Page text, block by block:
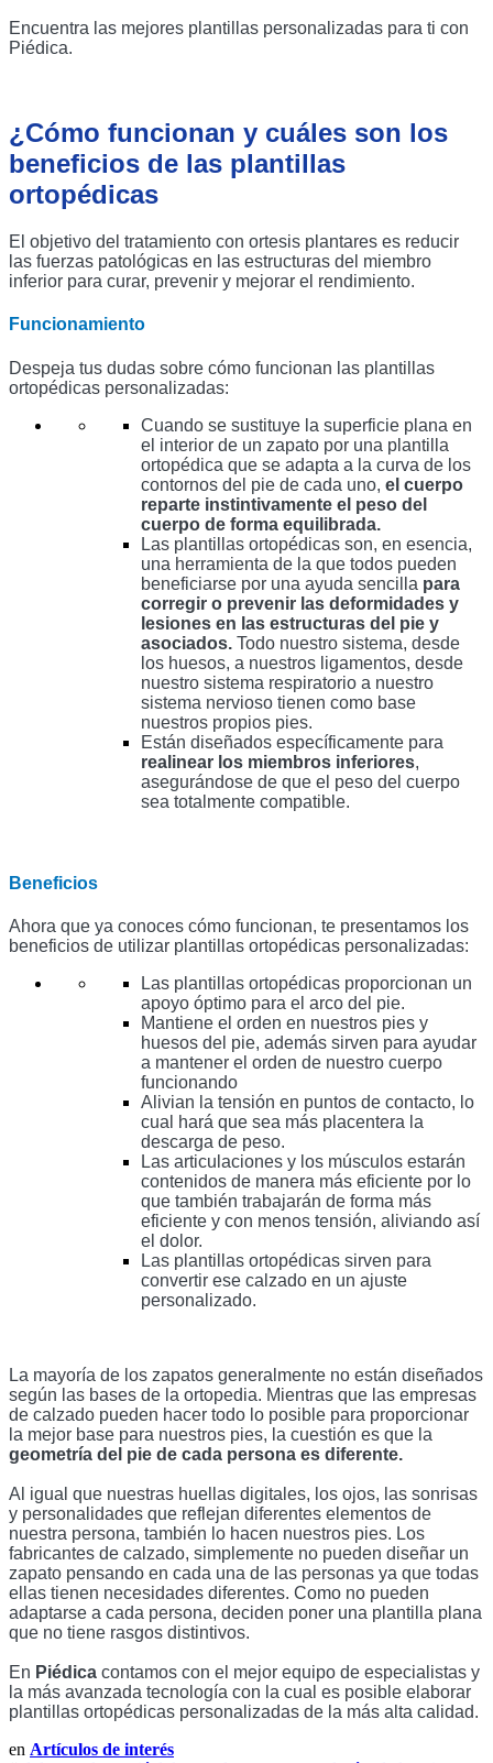
Encuentra las mejores plantillas personalizadas para ti con
Piédica.
¿Cómo funcionan y cuáles son los
beneficios de las plantillas
ortopédicas
El objetivo del tratamiento con ortesis plantares es reducir
las fuerzas patológicas en las estructuras del miembro
inferior para curar, prevenir y mejorar el rendimiento.
Funcionamiento
Despeja tus dudas sobre cómo funcionan las plantillas
ortopédicas personalizadas:
Cuando se sustituye la superficie plana en
el interior de un zapato por una plantilla
ortopédica que se adapta a la curva de los
contornos del pie de cada uno, el cuerpo
reparte instintivamente el peso del
cuerpo de forma equilibrada.
Las plantillas ortopédicas son, en esencia,
una herramienta de la que todos pueden
beneficiarse por una ayuda sencilla para
corregir o prevenir las deformidades y
lesiones en las estructuras del pie y
asociados. Todo nuestro sistema, desde
los huesos, a nuestros ligamentos, desde
nuestro sistema respiratorio a nuestro
sistema nervioso tienen como base
nuestros propios pies.
realinear los miembros inferiores,
asegurándose de que el peso del cuerpo
sea totalmente compatible.
Beneficios
Ahora que ya conoces cómo funcionan, te presentamos los
beneficios de utilizar plantillas ortopédicas personalizadas:
Las plantillas ortopédicas proporcionan un
apoyo óptimo para el arco del pie.
Mantiene el orden en nuestros pies y
huesos del pie, además sirven para ayudar
a mantener el orden de nuestro cuerpo
funcionando
Alivian la tensión en puntos de contacto, lo
cual hará que sea más placentera la
descarga de peso.
Las articulaciones y los músculos estarán
contenidos de manera más eficiente por lo
que también trabajarán de forma más
eficiente y con menos tensión, aliviando así
el dolor.
Las plantillas ortopédicas sirven para
convertir ese calzado en un ajuste
personalizado.
La mayoría de los zapatos generalmente no están diseñados
según las bases de la ortopedia. Mientras que las empresas
de calzado pueden hacer todo lo posible para proporcionar
geometría del pie de cada persona es diferente.
Al igual que nuestras huellas digitales, los ojos, las sonrisas
y personalidades que reflejan diferentes elementos de
nuestra persona, también lo hacen nuestros pies. Los
fabricantes de calzado, simplemente no pueden diseñar un
zapato pensando en cada una de las personas ya que todas
ellas tienen necesidades diferentes. Como no pueden
adaptarse a cada persona, deciden poner una plantilla plana
que no tiene rasgos distintivos.
En Piédica contamos con el mejor equipo de especialistas y
la más avanzada tecnología con la cual es posible elaborar
plantillas ortopédicas personalizadas de la más alta calidad.
en Artículos de interés